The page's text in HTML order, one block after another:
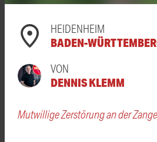
HEIDENHEIM
BADEN-
VON
DENNIS KLEMM
Mutwillige Zerstörung an der